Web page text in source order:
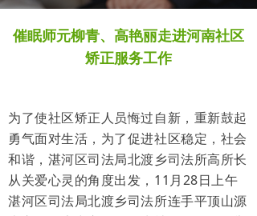
正析心理
催眠师元柳青、高艳丽走进河南社区
矫正服务工作
为了使社区矫正人员悔过自新，重新鼓起
勇气面对生活，为了促进社区稳定，社会
和谐，湛河区司法局北渡乡司法所高所长
从关爱心灵的角度出发， 11 月28日上午
湛河区司法局北渡乡司法所连手平顶山源